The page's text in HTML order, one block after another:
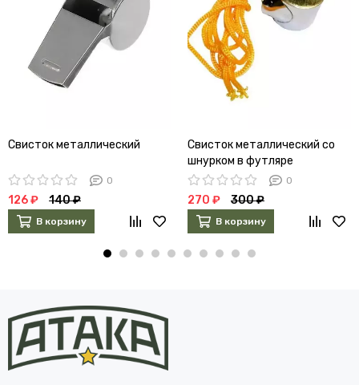
Свисток металлический
0
126 ₽ 140 ₽
В корзину
Свисток металлический со
шнурком в футляре
0
270 ₽ 300 ₽
В корзину